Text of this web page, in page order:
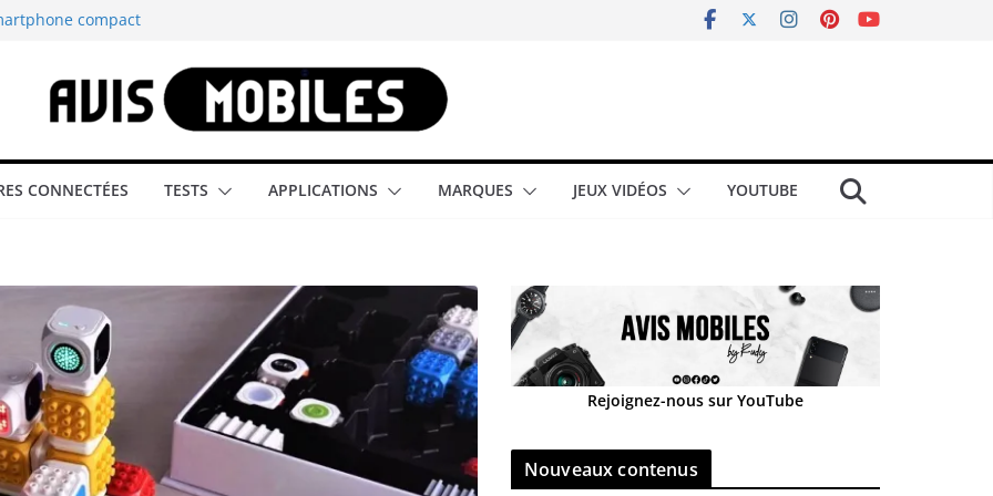
compact
tous les
smartphone
CONNECTÉES TESTS APPLICATIONS MARQUES JEUX VIDÉOS YOUTUBE
Rejoignez-nous sur YouTube
Nouveaux contenus